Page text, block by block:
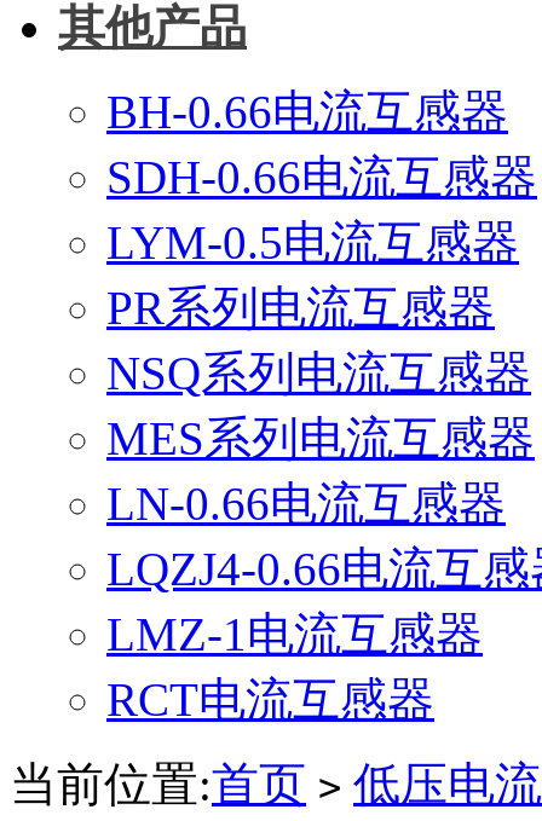
其他产品
BH-0.66电流互感器
SDH-0.66电流互感器
LYM-0.5电流互感器
PR系列电流互感器
NSQ系列电流互感器
MES系列电流互感器
LN-0.66电流互感器
LQZJ4-0.66电流互感
LMZ-1电流互感器
RCT电流互感器
当前位置:首页 > 低压电